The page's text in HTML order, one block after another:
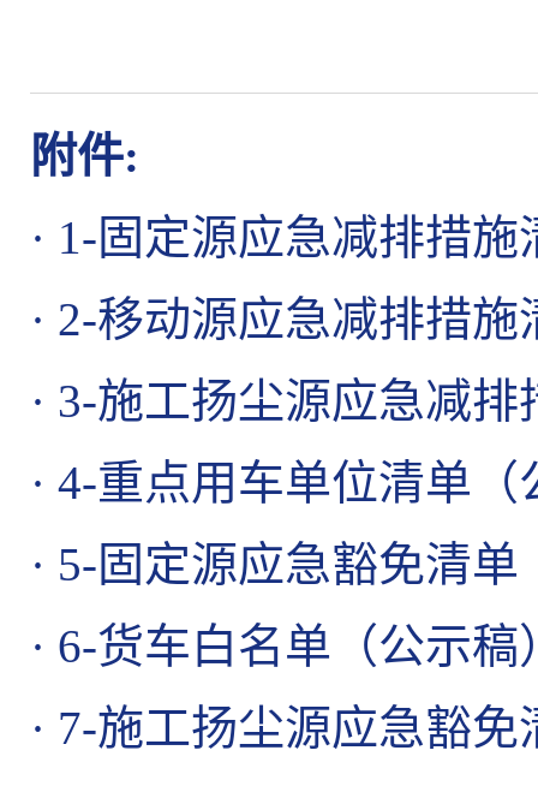
附件:
· 1-固定源应急减排措
· 2-移动源应急减排措
· 3-施工扬尘源应急减
· 4-重点用车单位清单（
· 5-固定源应急豁免清单
· 6-货车白名单（公示稿
· 7-施工扬尘源应急豁